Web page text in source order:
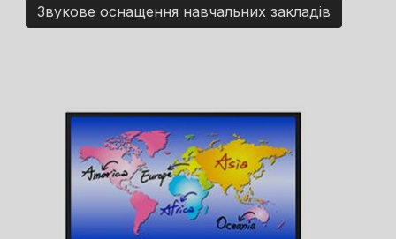
Звукове оснащення навчальних закладів